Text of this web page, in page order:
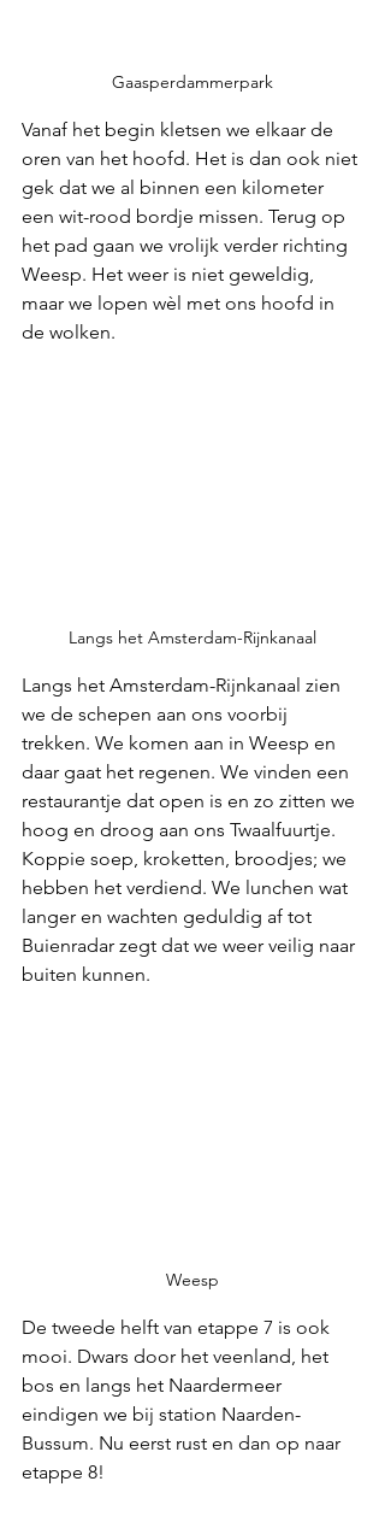
Gaasperdammerpark
Vanaf het begin kletsen we elkaar de
oren van het hoofd. Het is dan ook niet
gek dat we al binnen een kilometer
een wit-rood bordje missen. Terug op
het pad gaan we vrolijk verder richting
Weesp. Het weer is niet geweldig,
maar we lopen wèl met ons hoofd in
de wolken.
Langs het Amsterdam-Rijnkanaal
Langs het Amsterdam-Rijnkanaal zien
we de schepen aan ons voorbij
trekken. We komen aan in Weesp en
daar gaat het regenen. We vinden een
restaurantje dat open is en zo zitten we
hoog en droog aan ons Twaalfuurtje.
Koppie soep, kroketten, broodjes; we
hebben het verdiend. We lunchen wat
langer en wachten geduldig af tot
Buienradar zegt dat we weer veilig naar
buiten kunnen.
Weesp
De tweede helft van etappe 7 is ook
mooi. Dwars door het veenland, het
bos en langs het Naardermeer
eindigen we bij station Naarden-
Bussum. Nu eerst rust en dan op naar
etappe 8!